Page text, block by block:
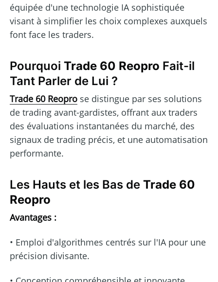
équipée d'une technologie IA sophistiquée
visant à simplifier les choix complexes auxquels
font face les traders.
Pourquoi Trade 60 Reopro Fait-il
Tant Parler de Lui ?
Trade 60 Reopro se distingue par ses solutions
de trading avant-gardistes, offrant aux traders
des évaluations instantanées du marché, des
signaux de trading précis, et une automatisation
performante.
Les Hauts et les Bas de Trade 60
Reopro
Avantages :
• Emploi d'algorithmes centrés sur l'IA pour une
précision divisante.